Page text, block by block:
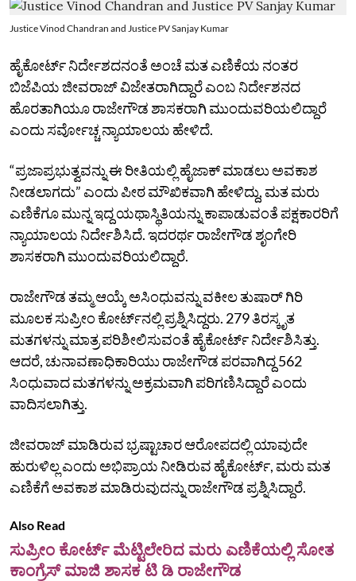
Justice Vinod Chandran and Justice PV Sanjay Kumar
ಹೈಕೋರ್ಟ್‌ ನಿರ್ದೇಶದನಂತೆ ಅಂಚೆ ಮತ ಎಣಿಕೆಯ ನಂತರ
ಬಿಜೆಪಿಯ ಜೀವರಾಜ್‌ ವಿಜೇತರಾಗಿದ್ದಾರೆ ಎಂಬ ನಿರ್ದೇಶನದ
ಹೊರತಾಗಿಯೂ ರಾಜೇಗೌಡ ಶಾಸಕರಾಗಿ ಮುಂದುವರಿಯಲಿದ್ದಾರೆ
ಎಂದು ಸರ್ವೋಚ್ಚ ನ್ಯಾಯಾಲಯ ಹೇಳಿದೆ.
“ಪ್ರಜಾಪ್ರಭುತ್ವವನ್ನು ಈ ರೀತಿಯಲ್ಲಿ ಹೈಜಾಕ್‌ ಮಾಡಲು ಅವಕಾಶ
ನೀಡಲಾಗದು” ಎಂದು ಪೀಠ ಮೌಖಿಕವಾಗಿ ಹೇಳಿದ್ದು, ಮತ ಮರು
ಎಣಿಕೆಗೂ ಮುನ್ನ ಇದ್ದ ಯಥಾಸ್ಥಿತಿಯನ್ನು ಕಾಪಾಡುವಂತೆ ಪಕ್ಷಕಾರರಿಗೆ
ನ್ಯಾಯಾಲಯ ನಿರ್ದೇಶಿಸಿದೆ. ಇದರರ್ಥ ರಾಜೇಗೌಡ ಶೃಂಗೇರಿ
ಶಾಸಕರಾಗಿ ಮುಂದುವರಿಯಲಿದ್ದಾರೆ.
ರಾಜೇಗೌಡ ತಮ್ಮ ಆಯ್ಕೆ ಅಸಿಂಧುವನ್ನು ವಕೀಲ ತುಷಾರ್‌ ಗಿರಿ
ಮೂಲಕ ಸುಪ್ರೀಂ ಕೋರ್ಟ್‌ನಲ್ಲಿ ಪ್ರಶ್ನಿಸಿದ್ದರು. 279 ತಿರಸ್ಕೃತ
ಮತಗಳನ್ನು ಮಾತ್ರ ಪರಿಶೀಲಿಸುವಂತೆ ಹೈಕೋರ್ಟ್‌ ನಿರ್ದೇಶಿಸಿತ್ತು.
ಆದರೆ, ಚುನಾವಣಾಧಿಕಾರಿಯು ರಾಜೇಗೌಡ ಪರವಾಗಿದ್ದ 562
ಸಿಂಧುವಾದ ಮತಗಳನ್ನು ಅಕ್ರಮವಾಗಿ ಪರಿಗಣಿಸಿದ್ದಾರೆ ಎಂದು
ವಾದಿಸಲಾಗಿತ್ತು.
ಜೀವರಾಜ್‌ ಮಾಡಿರುವ ಭ್ರಷ್ಟಾಚಾರ ಆರೋಪದಲ್ಲಿ ಯಾವುದೇ
ಹುರುಳಿಲ್ಲ ಎಂದು ಅಭಿಪ್ರಾಯ ನೀಡಿರುವ ಹೈಕೋರ್ಟ್‌, ಮರು ಮತ
ಎಣಿಕೆಗೆ ಅವಕಾಶ ಮಾಡಿರುವುದನ್ನು ರಾಜೇಗೌಡ ಪ್ರಶ್ನಿಸಿದ್ದಾರೆ.
Also Read
ಸುಪ್ರೀಂ ಕೋರ್ಟ್‌ ಮೆಟ್ಟಿಲೇರಿದ ಮರು ಎಣಿಕೆಯಲ್ಲಿ ಸೋತ
ಕಾಂಗ್ರೆಸ್‌ ಮಾಜಿ ಶಾಸಕ ಟಿ ಡಿ ರಾಜೇಗೌಡ